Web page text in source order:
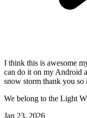
I think this is awesome
can do it on my Android
snow storm thank you so
We belong to the Light
Jan 23, 2026